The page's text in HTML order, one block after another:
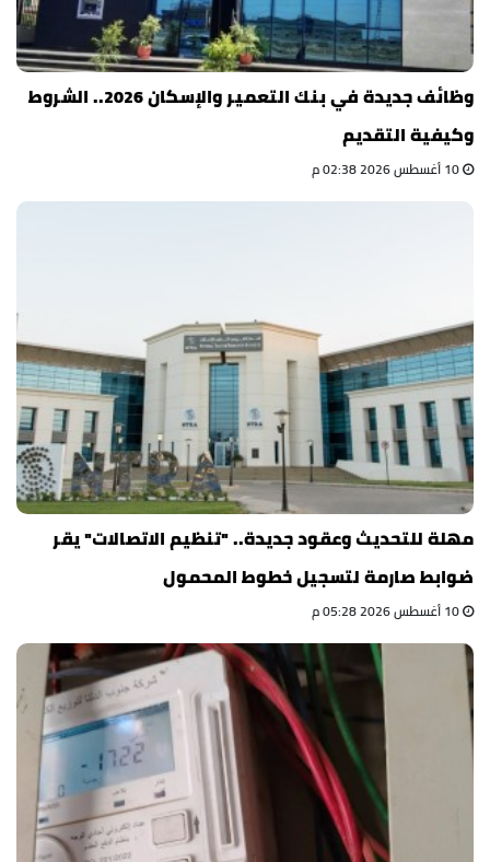
وظائف جديدة في بنك التعمير والإسكان 2026.. الشروط
وكيفية التقديم
مهلة للتحديث وعقود جديدة.. "تنظيم الاتصالات" يقر
ضوابط صارمة لتسجيل خطوط المحمول